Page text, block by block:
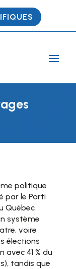
politique
par le Parti
Québec
système
voire
élections
avec 41 % du
tandis que